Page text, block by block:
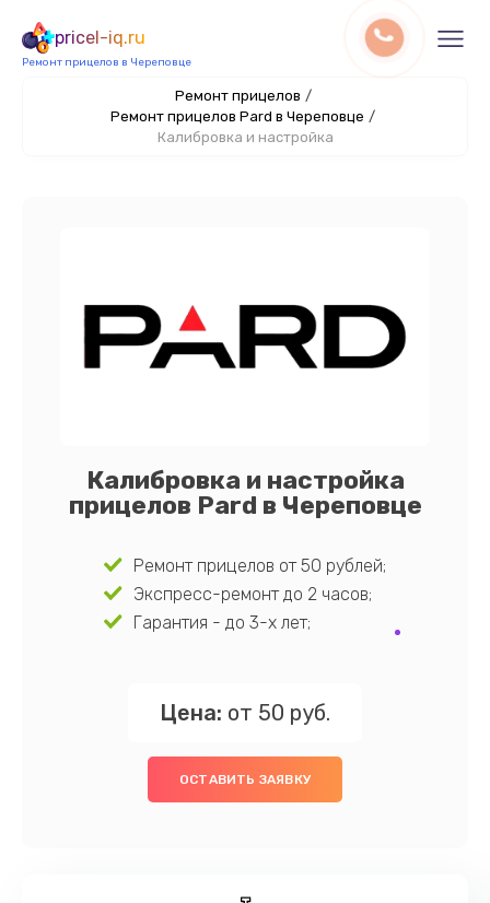
pricel-iq.ru
Ремонт прицелов в Череповце
Ремонт прицелов /
Ремонт прицелов Pard в Череповце /
Калибровка и настройка
Калибровка и настройка
прицелов Pard в Череповце
Ремонт прицелов от 50 рублей;
Экспресс-ремонт до 2 часов;
Гарантия - до 3-х лет;
Цена: от 50 руб.
ОСТАВИТЬ ЗАЯВКУ